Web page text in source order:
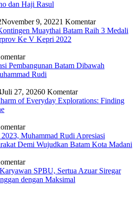
dan Haji Rasul
November 9, 20221 Komentar
Muaythai Batam Raih 3 Medali
Ke V Kepri 2022
Pembangunan Batam Dibawah
Rudi
Juli 27, 20260 Komentar
of Everyday Explorations: Finding
Muhammad Rudi Apresiasi
Demi Wujudkan Batam Kota Madani
SPBU, Sertua Azuar Siregar
dengan Maksimal